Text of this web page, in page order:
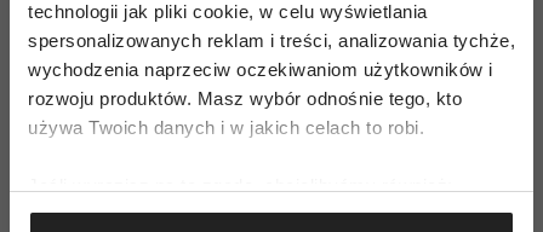
technologii jak pliki cookie, w celu wyświetlania
spersonalizowanych reklam i treści, analizowania tychże,
wychodzenia naprzeciw oczekiwaniom użytkowników i
rozwoju produktów. Masz wybór odnośnie tego, kto
używa Twoich danych i w jakich celach to robi.
Gromadzić dane dotyczące Twojej lokalizacji
E-WYDANIE